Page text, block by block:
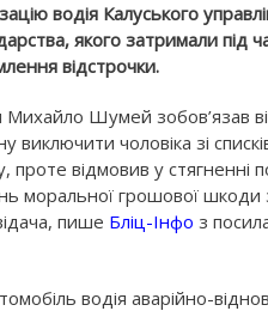
водія Калуського
якого затримали під
відстрочки.
Шумей зобов’язав
виключити чоловіка зі
проте відмовив у стягненні
моральної грошової шкоди
пише Бліц-Інфо з
водія аварійно-